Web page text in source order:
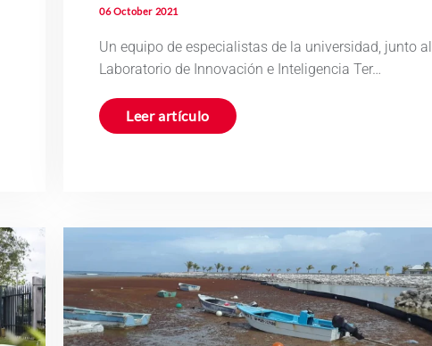
06 October 2021
Un equipo de especialistas de la universidad, junto al
Laboratorio de Innovación e Inteligencia Ter…
Leer artículo